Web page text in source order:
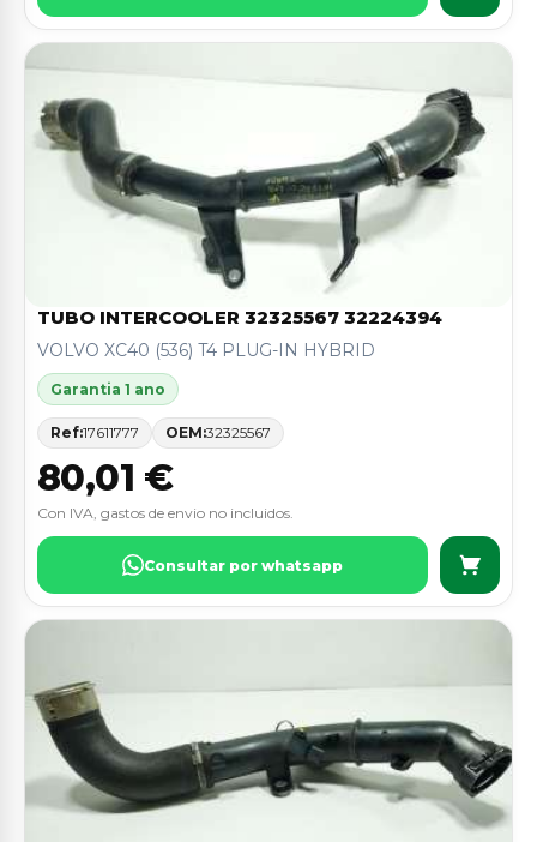
TUBO INTERCOOLER 32325567 32224394
VOLVO XC40 (536) T4 PLUG-IN HYBRID
Garantia 1 ano
Ref:17611777 OEM:32325567
80,01 €
Con IVA, gastos de envio no incluidos.
Consultar por whatsapp